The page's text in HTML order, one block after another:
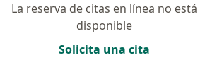
La reserva de citas en línea no está
disponible
Solicita una cita